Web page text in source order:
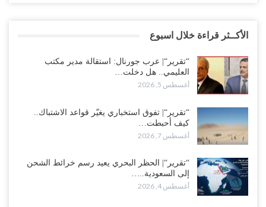
الأكــثر قراءة خلال اسبوع
“تقرير“| عرب جورنال: استقالة مدير مكتب
العليمي.. هل دخلت…
أغسطس 5, 2026
“تقرير“| تفوق استخباري يغيّر قواعد الاشتباك..
كيف أحبطت…
أغسطس 7, 2026
“تقرير“| الحظر البحري يعيد رسم خرائط الشحن
إلى السعودية..…
أغسطس 4, 2026